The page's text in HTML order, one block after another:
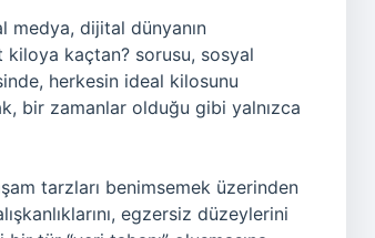
medya, dijital dünyanın
kiloya kaçtan? sorusu, sosyal
herkesin ideal kilosunu
bir zamanlar olduğu gibi yalnızca
tarzları benimsemek üzerinden
egzersiz düzeylerini